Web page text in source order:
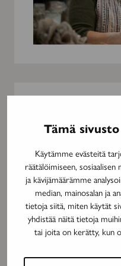
Tämä
Käytämme evästeitä
räätälöimiseen,
ja kävijämäärämme
median, mainosalan ja
tietoja siitä, miten käytät
yhdistää näitä tietoja
tai joita on kerätty, kun